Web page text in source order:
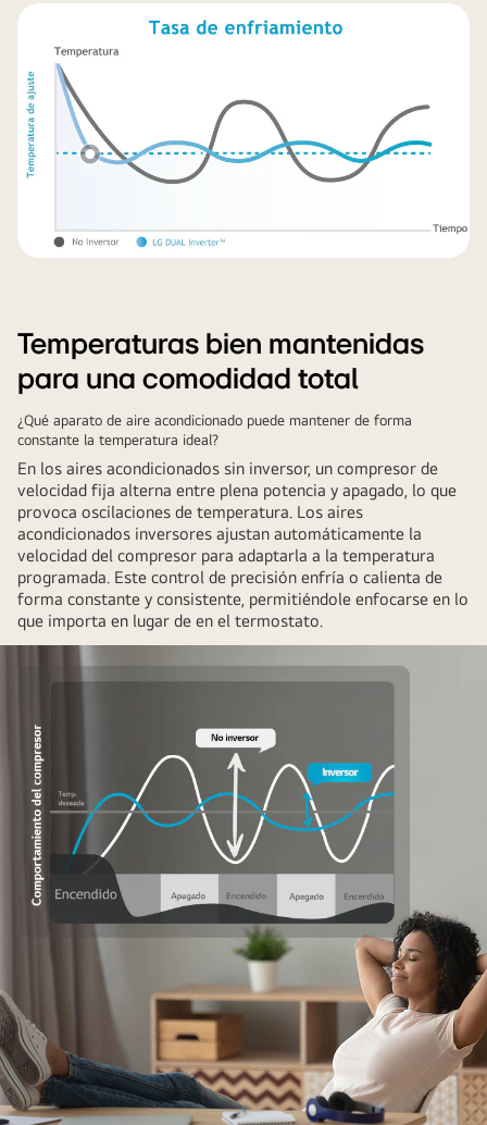
Temperaturas bien mantenidas
para una comodidad total
¿Qué aparato de aire acondicionado puede mantener de forma
constante la temperatura ideal?
En los aires acondicionados sin inversor, un compresor de
velocidad fija alterna entre plena potencia y apagado, lo que
provoca oscilaciones de temperatura. Los aires
acondicionados inversores ajustan automáticamente la
velocidad del compresor para adaptarla a la temperatura
programada. Este control de precisión enfría o calienta de
forma constante y consistente, permitiéndole enfocarse en lo
que importa en lugar de en el termostato.